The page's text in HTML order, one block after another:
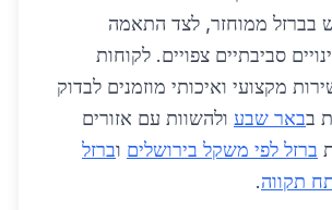
בברזל ממוחזר, לצד התאמה
סביבתיים צפויים. לקוחות
מקצועי ואיכותי מוזמנים לבדוק
בבאר שבע ולהשוות עם אזורים
ברזל לפי משקל בירושלים וברזל
תקווה.